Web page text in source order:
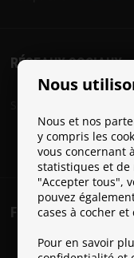
Nous
Nous et nos
y compris les
vous concernant
statistiques et
"Accepter tous",
pouvez
cases à cocher
Pour en savoir
RÉSEAUX SOCIAUX
FRAIS DE PORT